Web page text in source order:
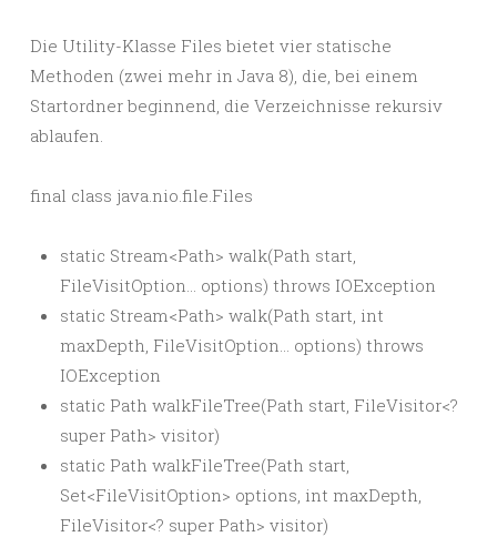
Die Utility-Klasse Files bietet vier statische
Methoden (zwei mehr in Java 8), die, bei einem
Startordner beginnend, die Verzeichnisse rekursiv
ablaufen.
final class java.nio.file.Files
static Stream<Path> walk(Path start,
FileVisitOption… options) throws IOException
static Stream<Path> walk(Path start, int
maxDepth, FileVisitOption… options) throws
IOException
static Path walkFileTree(Path start, FileVisitor<?
super Path> visitor)
static Path walkFileTree(Path start,
Set<FileVisitOption> options, int maxDepth,
FileVisitor<? super Path> visitor)